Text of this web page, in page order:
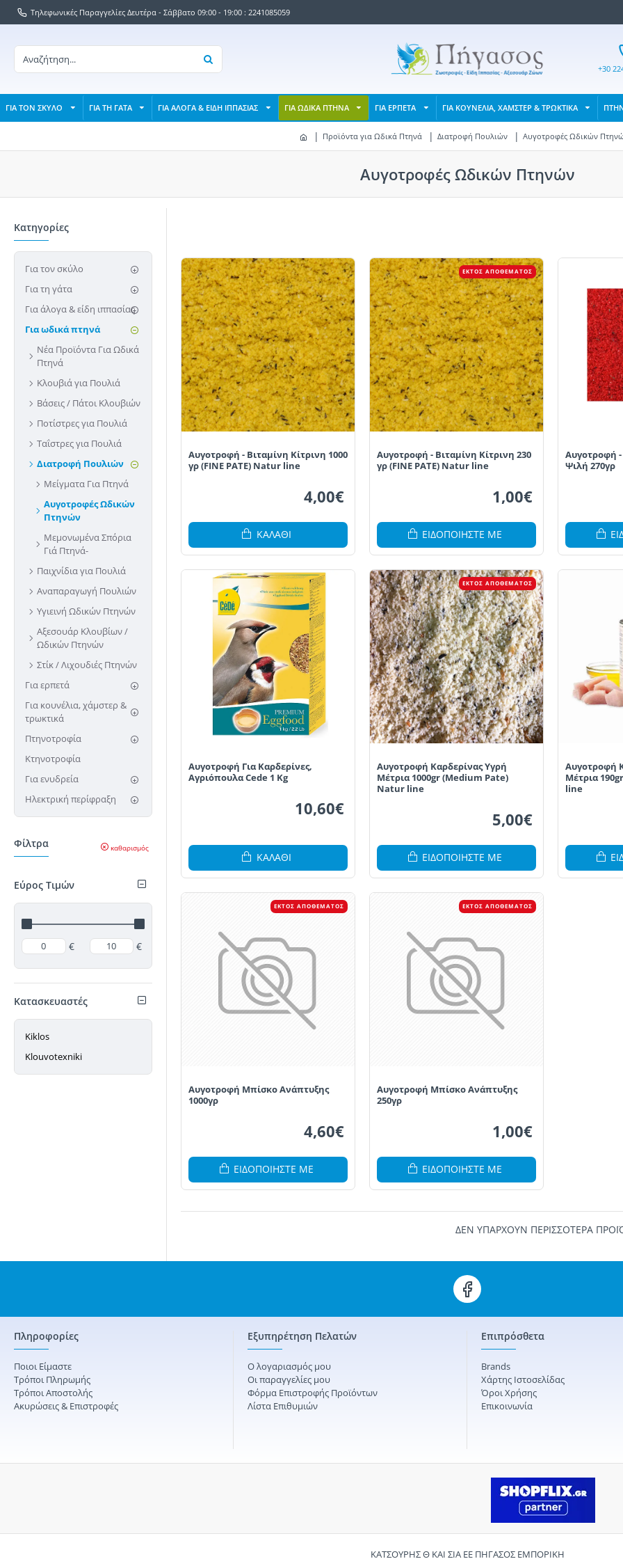
Τηλεφωνικές Παραγγελίες Δευτέρα - Σάββατο 09:00 - 19:00 : 2241085059
+30
ΓΙΑ ΤΟΝ ΣΚΥΛΟ ΓΙΑ ΤΗ ΓΑΤΑ ΓΙΑ ΑΛΟΓΑ & ΕΙΔΗ ΙΠΠΑΣΙΑΣ ΓΙΑ ΩΔΙΚΑ ΠΤΗΝΑ ΓΙΑ ΕΡΠΕΤΑ ΓΙΑ ΚΟΥΝΕΛΙΑ, ΧΑΜΣΤΕΡ & ΤΡΩΚΤΙΚΑ
Προϊόντα για Ωδικά Πτηνά Διατροφή Πουλιών Αυγοτροφές Ωδικών
Αυγοτροφές Ωδικών Πτηνών
Κατηγορίες
Για τον σκύλο
Για τη γάτα
Για άλογα & είδη ιππασίας
Για ωδικά πτηνά
Νέα Προϊόντα Για Ωδικά
Πτηνά
Κλουβιά για Πουλιά
Βάσεις / Πάτοι Κλουβιών
Ποτίστρες για Πουλιά
Ταΐστρες για Πουλιά
Διατροφή Πουλιών
Μείγματα Για Πτηνά
Αυγοτροφές Ωδικών
Πτηνών
Μεμονωμένα Σπόρια
Γιά Πτηνά-
Παιχνίδια για Πουλιά
Αναπαραγωγή Πουλιών
Υγιεινή Ωδικών Πτηνών
Αξεσουάρ Κλουβίων /
Ωδικών Πτηνών
Στίκ / Λιχουδιές Πτηνών
Για ερπετά
Για κουνέλια, χάμστερ &
τρωκτικά
Πτηνοτροφία
Κτηνοτροφία
Για ενυδρεία
Ηλεκτρική περίφραξη
Φίλτρα καθαρισμός
Εύρος Τιμών
€ €
Κατασκευαστές
Kiklos
Klouvotexniki
Αυγοτροφή - Βιταμίνη Κίτρινη 1000
γρ (FINE PATE) Natur line
4,00€
ΚΑΛΆΘΙ
ΕΚΤΌΣ ΑΠΟΘΈΜΑΤΟΣ
Αυγοτροφή - Βιταμίνη Κίτρινη 230
γρ (FINE PATE) Natur line
1,00€
ΕΙΔΟΠΟΙΗΣΤΕ ΜΕ
Αυγοτροφή -
Ψιλή 270γρ
Αυγοτροφή Για Καρδερίνες,
Αγριόπουλα Cede 1 Kg
10,60€
ΚΑΛΆΘΙ
ΕΚΤΌΣ ΑΠΟΘΈΜΑΤΟΣ
Αυγοτροφή Καρδερίνας Υγρή
Μέτρια 1000gr (Medium Pate)
Natur line
5,00€
ΕΙΔΟΠΟΙΗΣΤΕ ΜΕ
Αυγοτροφή
Μέτρια
line
ΕΚΤΌΣ ΑΠΟΘΈΜΑΤΟΣ
Αυγοτροφή Μπίσκο Ανάπτυξης
1000γρ
4,60€
ΕΙΔΟΠΟΙΗΣΤΕ ΜΕ
ΕΚΤΌΣ ΑΠΟΘΈΜΑΤΟΣ
Αυγοτροφή Μπίσκο Ανάπτυξης
250γρ
1,00€
ΕΙΔΟΠΟΙΗΣΤΕ ΜΕ
ΔΕΝ ΥΠΑΡΧΟΥΝ ΠΕΡΙΣΣΟΤΕΡΑ
Πληροφορίες
Ποιοι Είμαστε
Τρόποι Πληρωμής
Τρόποι Αποστολής
Ακυρώσεις & Επιστροφές
Εξυπηρέτηση Πελατών
Ο λογαριασμός μου
Οι παραγγελίες μου
Φόρμα Επιστροφής Προϊόντων
Λίστα Επιθυμιών
Επιπρόσθετα
Brands
Χάρτης Ιστοσελίδας
Όροι Χρήσης
Επικοινωνία
ΚΑΤΣΟΥΡΗΣ Θ ΚΑΙ ΣΙΑ ΕΕ ΠΗΓΑΣΟΣ ΕΜΠΟΡΙΚΗ